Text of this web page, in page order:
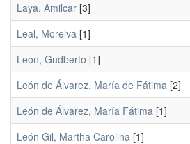
Laya, Amilcar [3]
Leal, Morelva [1]
Leon, Gudberto [1]
León de Álvarez, María de Fátima [2]
León de Álvarez, María Fátima [1]
León Gil, Martha Carolina [1]